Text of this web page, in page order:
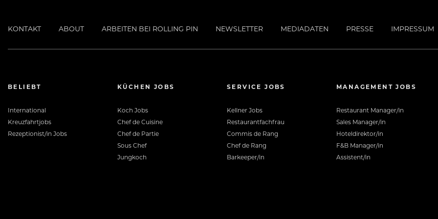
Premium. Private. Retreat. Eine ganz besondere Symbiose, die essentielle
und stilvolle Genießer, die Entschleunigung und zurückhaltenden Luxus suchen.
Das Elisabethhotel ist ein Haus nur für Erwachsene und konzentriert sich in
Abgerundet wird das Konzept durch die ganzheitliche Elisense-Philosophie.
KONTAKT ABOUT ARBEITEN BEI ROLLING PIN NEWSLETTER MEDIADATEN PRESSE IMPRESSUM
BELIEBT
International
Kreuzfahrtjobs
Rezeptionist/in Jobs
KÜCHEN JOBS
Koch Jobs
Chef de Cuisine
Chef de Partie
Sous Chef
Jungkoch
SERVICE JOBS
Kellner Jobs
Restaurantfachfrau
Commis de Rang
Chef de Rang
Barkeeper/in
MANAGEMENT JOBS
Restaurant Manager/in
Sales Manager/in
Hoteldirektor/in
F&B Manager/in
Assistent/in